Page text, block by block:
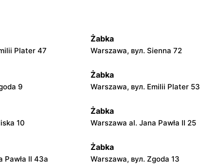
Plater 47
Żabka
Warszawa, вул. Sienna 72
9
Żabka
Warszawa, вул. Emilii Plater 53
10
Żabka
Warszawa al. Jana Pawła II 25
Pawła II 43a
Żabka
Warszawa, вул. Zgoda 13